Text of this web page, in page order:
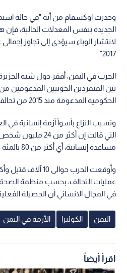
وحذرت اوكسفام من أنه "في حالة
الجديدة بنفس المعدلات الحالية، فإن
لانتشار الوباء سيؤدي إلى تجاوز
2017".
بين المتمردين الحوثيين المدعومين من
الحكومية المدعومة منذ 2015 من تحالف عسكري تقوده السعودية.
وتسبب النزاع بأسوأ أزمة إنسانية في
التي قالت إن أكثر من
مساعدة إنسانية، أي أكثر من 80 بالمئة من السكان.
عمليات التحالف، بحسب منظمة
في المجال الانساني أن الحصيلة الفعلية
اليمن الكوليرا الأزمة في اليمن
اقرأ أيضاً